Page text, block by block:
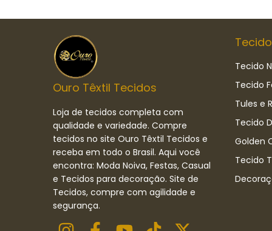
Ouro Têxtil Tecidos
Loja de tecidos completa com
qualidade e variedade. Compre
tecidos no site Ouro Têxtil Tecidos e
receba em todo o Brasil. Aqui você
encontra: Moda Noiva, Festas, Casual
e Tecidos para decoração. Site de
Tecidos, compre com agilidade e
segurança.
Tecido
Tecido
Tules e
Tecido
Golden
Tecido